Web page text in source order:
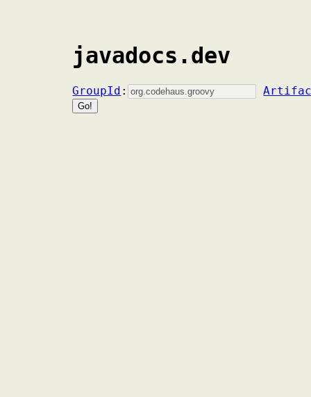
javadocs.dev
GroupId :